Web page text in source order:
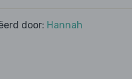
door: Hannah